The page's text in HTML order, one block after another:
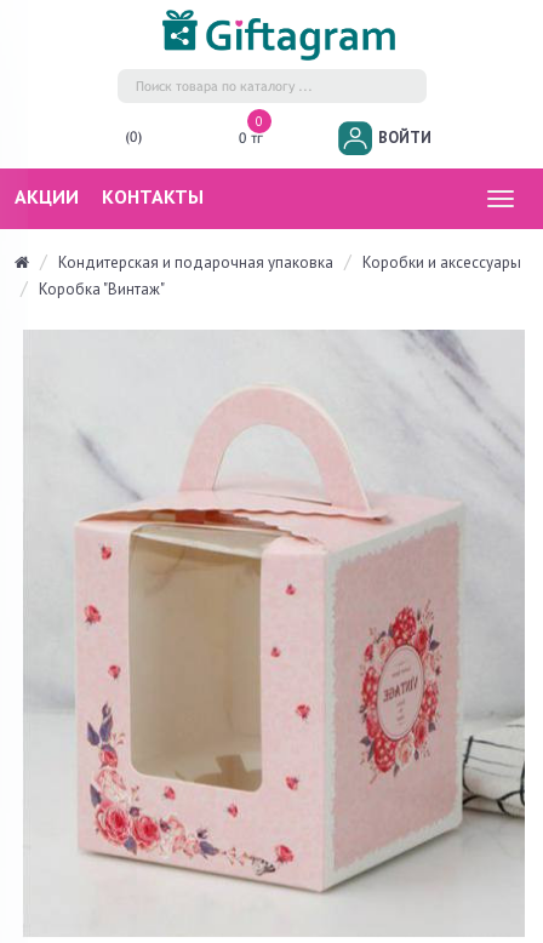
(0)
0
0 тг
ВОЙТИ
АКЦИИ КОНТАКТЫ
Кондитерская и подарочная упаковка
Коробки и аксессуары
Коробка "Винтаж"